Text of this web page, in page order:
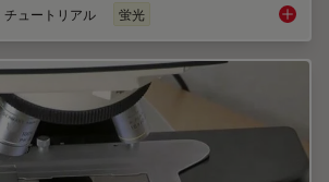
チュートリアル 蛍光 Video